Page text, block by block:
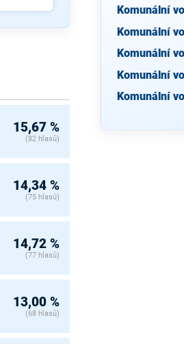
15,67 %
(82 hlasů)
14,34 %
(75 hlasů)
14,72 %
(77 hlasů)
13,00 %
(68 hlasů)
Komunální
Komunální
Komunální
Komunální
Komunální